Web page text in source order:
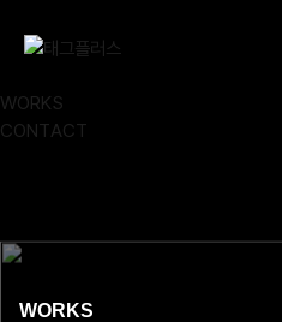
Close
WORKS
CONTACT
WORKS